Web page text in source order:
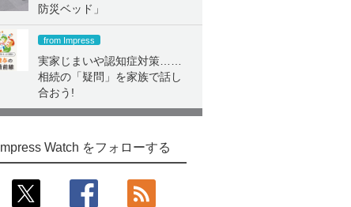
防災ベッド」
from Impress
実家じまいや認知症対策……
相続の「疑問」を家族で話し
合おう!
Impress Watch をフォローする